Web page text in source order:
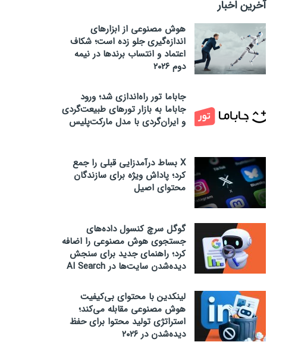
آخرین اخبار
هوش مصنوعی از ابزارهای
اندازه‌گیری جلو زده است؛ شکاف
اعتماد و انتساب برندها در نیمه
دوم ۲۰۲۶
جاباما تور راه‌اندازی شد؛ ورود
جاباما به بازار تورهای طبیعت‌گردی
و ایران‌گردی با مدل مارکت‌پلیس
X بساط درآمدزایی قبلی را جمع
کرد؛ پاداش ویژه برای سازندگان
محتوای اصیل
گوگل سرچ کنسول داده‌های
جستجوی هوش مصنوعی را اضافه
کرد؛ راهنمای جدید برای سنجش
دیده‌شدن سایت‌ها در AI Search
لینکدین با محتوای بی‌کیفیت
هوش مصنوعی مقابله می‌کند؛
استراتژی تولید محتوا برای حفظ
دیده‌شدن در ۲۰۲۶